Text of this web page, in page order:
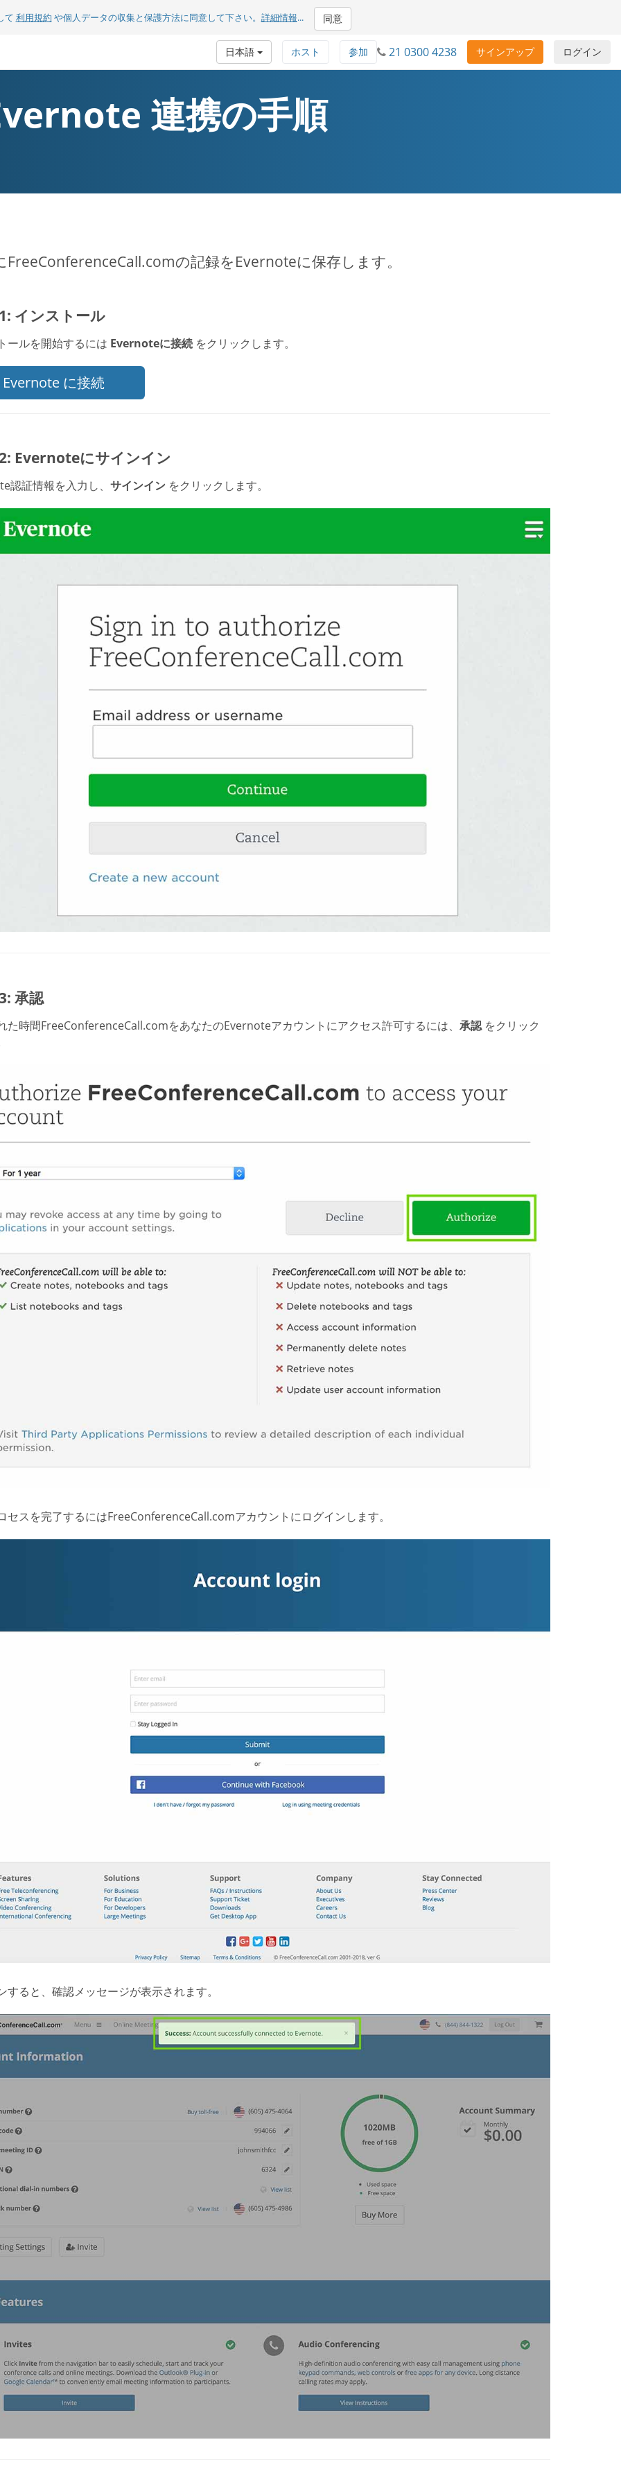
て 利用規約 や個人データの収集と保護方法に同意して下さい。 詳細情報... 同意
ログイン
サインアップ
21 0300 4238
参加
ホスト
日本語
連携の手順
FreeConferenceCall.comの記録をEvernoteに保存します。
インストール
ールを開始するには Evernoteに接続をクリックします。
Evernote に接続
Evernoteにサインイン
認証情報を入力し、 サインインをクリックします。
承認
た時間FreeConferenceCall.comをあなたのEvernoteアカウントにアクセス許可するには、 承認をクリック
セスを完了するにはFreeConferenceCall.comアカウントにログインします。
すると、確認メッセージが表示されます。